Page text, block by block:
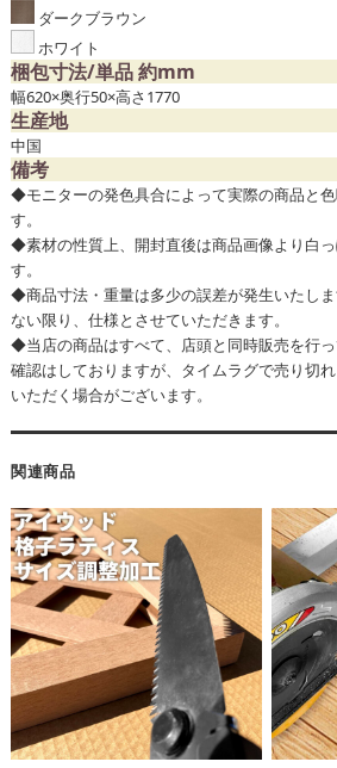
ダークブラウン
ホワイト
梱包寸法/単品 約mm
幅620×奥行50×高さ1770
生産地
中国
備考
◆モニターの発色具合によって実際の商品と
す。
◆素材の性質上、開封直後は商品画像より白
す。
◆商品寸法・重量は多少の誤差が発生いたし
ない限り、仕様とさせていただきます。
◆当店の商品はすべて、店頭と同時販売を行
確認はしておりますが、タイムラグで売り切
いただく場合がございます。
関連商品